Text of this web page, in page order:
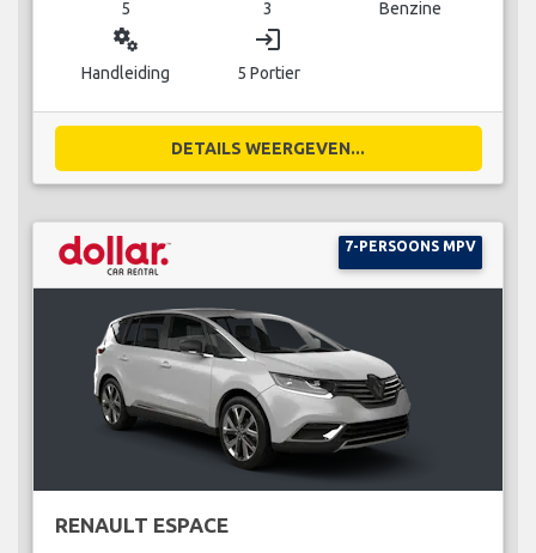
5 3 Benzine
miscellaneous_services
Handleiding
login
5 Portier
DETAILS WEERGEVEN...
7-PERSOONS MPV
RENAULT ESPACE